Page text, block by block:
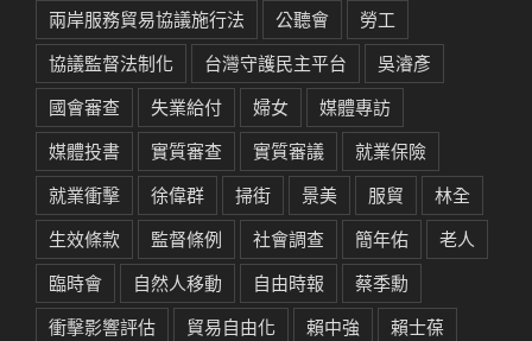
兩岸服務貿易協議施行法
公聽會
勞工
協議監督法制化
台灣守護民主平台
吳濬彥
國會審查
失業給付 婦女
媒體專訪
媒體投書
實質審查 實質審議
就業保險
就業衝擊
徐偉群 掃街 景美 服貿
林全
生效條款
監督條例 社會調查 簡年佑
老人
臨時會
自然人移動 自由時報
蔡季勳
衝擊影響評估
貿易自由化 賴中強
賴士葆